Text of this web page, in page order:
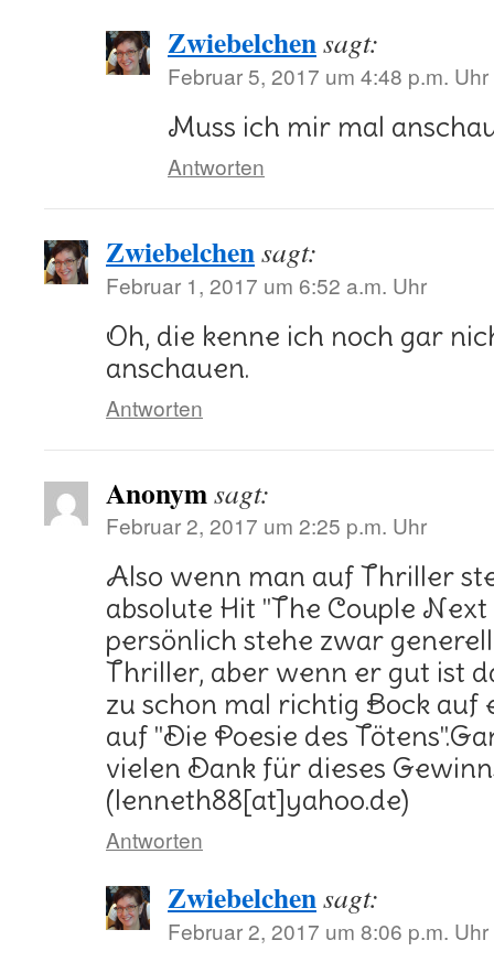
Zwiebelchensagt:
Februar 5, 2017 um 4:48 p.m. Uhr
Muss ich mir mal
Antworten
Zwiebelchensagt:
Februar 1, 2017 um 6:52 a.m. Uhr
Oh, die kenne ich noch gar
anschauen.
Antworten
Anonymsagt:
Februar 2, 2017 um 2:25 p.m. Uhr
Also wenn man auf Thriller
absolute Hit "The Couple
persönlich stehe zwar
Thriller, aber wenn er gut ist
zu schon mal richtig Bock auf
auf "Die Poesie des
vielen Dank für dieses
(lenneth88[at]yahoo.de)
Antworten
Zwiebelchensagt:
Februar 2, 2017 um 8:06 p.m. Uhr